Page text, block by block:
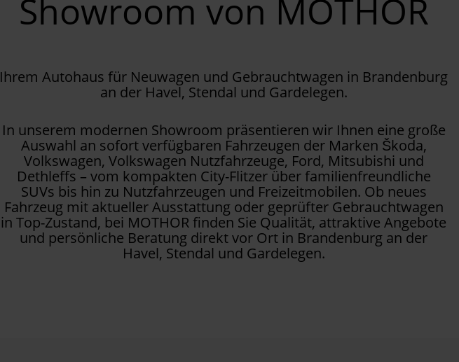
Showroom von MOTHOR
Ihrem Autohaus für Neuwagen und Gebrauchtwagen in Brandenburg
an der Havel, Stendal und Gardelegen.
In unserem modernen Showroom präsentieren wir Ihnen eine große
Auswahl an sofort verfügbaren Fahrzeugen der Marken Škoda,
Volkswagen, Volkswagen Nutzfahrzeuge, Ford, Mitsubishi und
Dethleffs – vom kompakten City-Flitzer über familienfreundliche
SUVs bis hin zu Nutzfahrzeugen und Freizeitmobilen. Ob neues
Fahrzeug mit aktueller Ausstattung oder geprüfter Gebrauchtwagen
in Top-Zustand, bei MOTHOR finden Sie Qualität, attraktive Angebote
und persönliche Beratung direkt vor Ort in Brandenburg an der
Havel, Stendal und Gardelegen.